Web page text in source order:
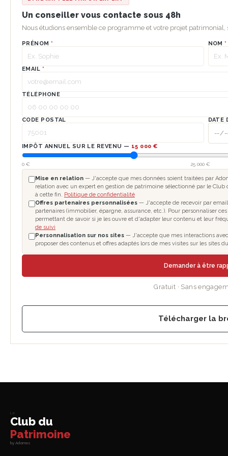
Un conseiller vous contacte sous 48h
Nous étudions ensemble ce programme et votre projet patrimonial,
PRÉNOM* NOM*
EMAIL *
TÉLÉPHONE
CODE POSTAL DATE
IMPÔT ANNUEL SUR LE REVENU — 15 000 €
0 € 25 000 €
Mise en relation — J'accepte que mes données soient traitées par
relation avec un expert en gestion de patrimoine sélectionné par le
à cette fin. Politique de confidentialité
Offres partenaires personnalisées — J'accepte de recevoir par email
partenaires (immobilier, épargne, assurance, etc.). Pour personnaliser
permettant de savoir si je les ouvre et d'adapter leur contenu et leur
de suivi
Personnalisation sur nos sites — J'accepte que mes interactions
proposer des contenus et offres adaptés lors de mes visites sur les sites
Demander à être
Gratuit · Sans
Télécharger la
Le
Club du
Patrimoine
by Adomos